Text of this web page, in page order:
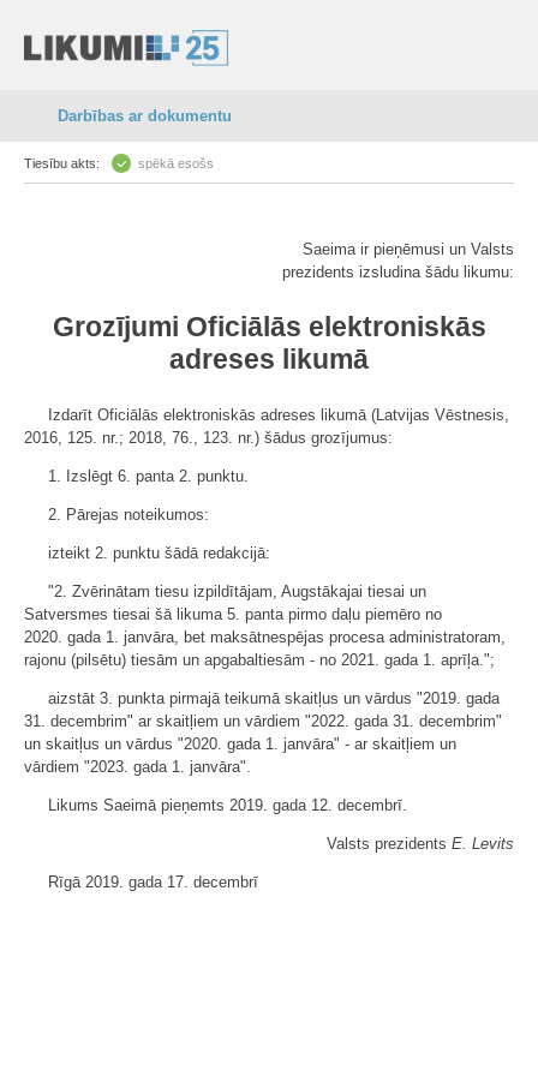
Darbības ar dokumentu
Tiesību akts: spēkā esošs
Saeima ir pieņēmusi un Valsts
prezidents izsludina šādu likumu:
Grozījumi Oficiālās elektroniskās
adreses likumā
Izdarīt Oficiālās elektroniskās adreses likumā (Latvijas Vēstnesis,
2016, 125. nr.; 2018, 76., 123. nr.) šādus grozījumus:
1. Izslēgt 6. panta 2. punktu.
2. Pārejas noteikumos:
izteikt 2. punktu šādā redakcijā:
"2. Zvērinātam tiesu izpildītājam, Augstākajai tiesai un
Satversmes tiesai šā likuma 5. panta pirmo daļu piemēro no
2020. gada 1. janvāra, bet maksātnespējas procesa administratoram,
rajonu (pilsētu) tiesām un apgabaltiesām - no 2021. gada 1. aprīļa.";
aizstāt 3. punkta pirmajā teikumā skaitļus un vārdus "2019. gada
31. decembrim" ar skaitļiem un vārdiem "2022. gada 31. decembrim"
un skaitļus un vārdus "2020. gada 1. janvāra" - ar skaitļiem un
vārdiem "2023. gada 1. janvāra".
Likums Saeimā pieņemts 2019. gada 12. decembrī.
Valsts prezidents E. Levits
Rīgā 2019. gada 17. decembrī